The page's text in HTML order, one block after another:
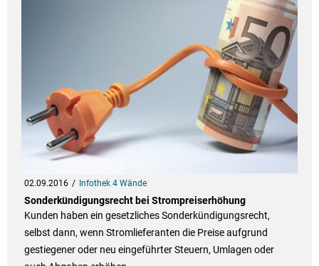
02.09.2016 Infothek 4 Wände
Sonderkündigungsrecht bei Strompreiserhöhung
Kunden haben ein gesetzliches Sonderkündigungsrecht,
selbst dann, wenn Stromlieferanten die Preise aufgrund
gestiegener oder neu eingeführter Steuern, Umlagen oder